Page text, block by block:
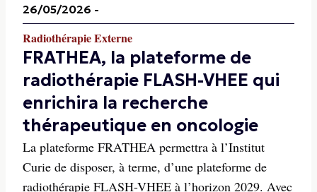
26/05/2026 -
Radiothérapie Externe
FRATHEA, la plateforme de
radiothérapie FLASH-VHEE qui
enrichira la recherche
thérapeutique en oncologie
La plateforme FRATHEA permettra à l’Institut
Curie de disposer, à terme, d’une plateforme de
radiothérapie FLASH-VHEE à l’horizon 2029. Avec